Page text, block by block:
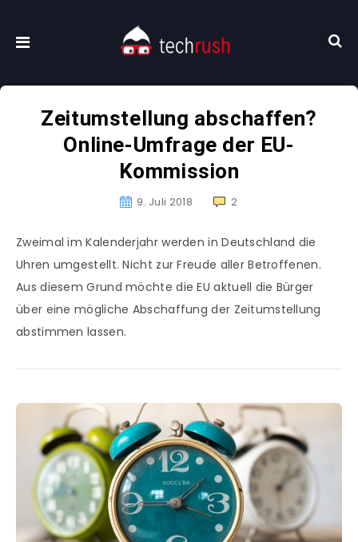
Zeitumstellung abschaffen?
Online-Umfrage der EU-
Kommission
9. Juli 2018 2
Zweimal im Kalenderjahr werden in Deutschland die
Uhren umgestellt. Nicht zur Freude aller Betroffenen.
Aus diesem Grund möchte die EU aktuell die Bürger
über eine mögliche Abschaffung der Zeitumstellung
abstimmen lassen.